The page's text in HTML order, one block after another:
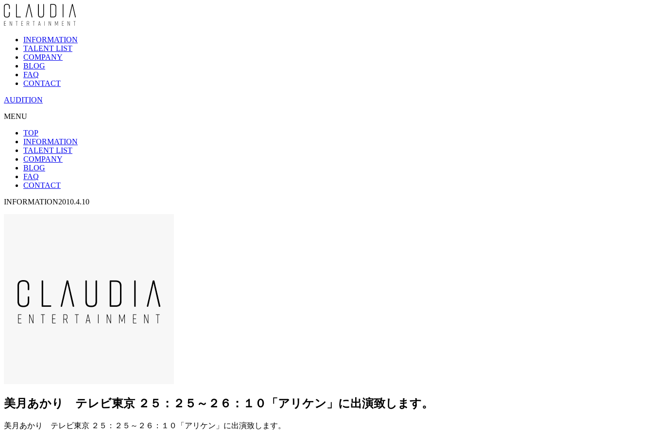
INFORMATION
TALENT LIST
COMPANY
BLOG
FAQ
CONTACT
AUDITION
MENU
TOP
INFORMATION
TALENT LIST
COMPANY
BLOG
FAQ
CONTACT
INFORMATION2010.4.10
美月あかり テレビ東京 ２５：２５～２６：１０「アリケン」に出演致します。
美月あかり テレビ東京 ２５：２５～２６：１０「アリケン」に出演致します。